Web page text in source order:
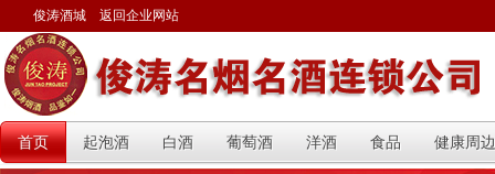
俊涛酒城 返回企业网站
首页 起泡酒 白酒 葡萄酒 洋酒 食品 健康周边